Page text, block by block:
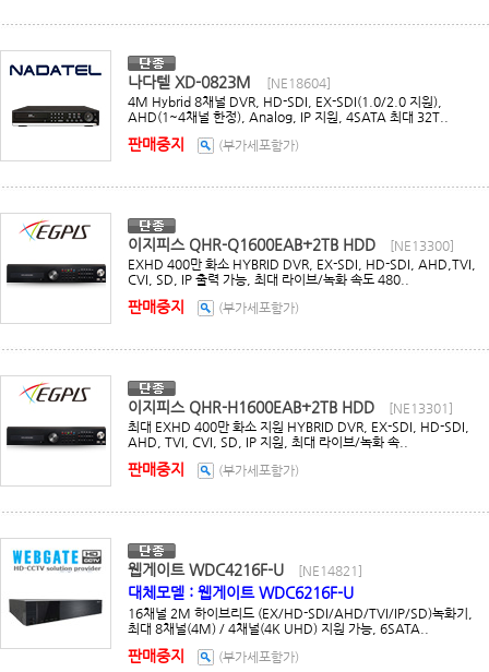
나다텔 XD-0823M
[NE18604]
4M Hybrid 8채널 DVR, HD-SDI, EX-SDI(1.0/2.0 지원),
AHD(1~4채널 한정), Analog, IP 지원, 4SATA 최대 32T..
판매중지 (부가세포함가)
이지피스 QHR-Q1600EAB+2TB HDD
[NE13300]
EXHD 400만 화소 HYBRID DVR, EX-SDI, HD-SDI, AHD,TVI,
CVI, SD, IP 출력 가능, 최대 라이브/녹화 속도 480..
판매중지 (부가세포함가)
이지피스 QHR-H1600EAB+2TB HDD
[NE13301]
최대 EXHD 400만 화소 지원 HYBRID DVR, EX-SDI, HD-SDI,
AHD, TVI, CVI, SD, IP 지원, 최대 라이브/녹화 속..
판매중지 (부가세포함가)
웹게이트 WDC4216F-U [NE14821]
대체모델 : 웹게이트 WDC6216F-U
16채널 2M 하이브리드 (EX/HD-SDI/AHD/TVI/IP/SD)녹화기,
최대 8채널(4M) / 4채널(4K UHD) 지원 가능, 6SATA..
판매중지 (부가세포함가)